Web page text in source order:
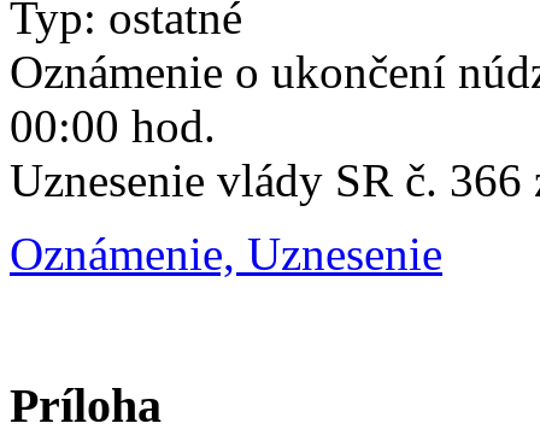
Typ: ostatné
Oznámenie o ukončení
00:00 hod.
Uznesenie vlády SR č.
Oznámenie, Uznesenie
Príloha